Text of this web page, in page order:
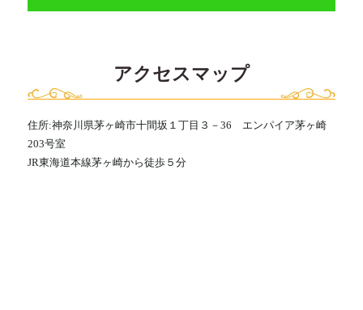
アクセスマップ
住所:神奈川県茅ヶ崎市十間坂１丁目３－36 エンパイア茅ヶ崎
203号室
JR東海道本線茅ヶ崎から徒歩５分